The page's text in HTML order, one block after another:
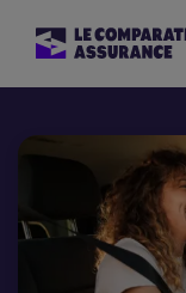
Mutuelle Santé
Assurance Moto